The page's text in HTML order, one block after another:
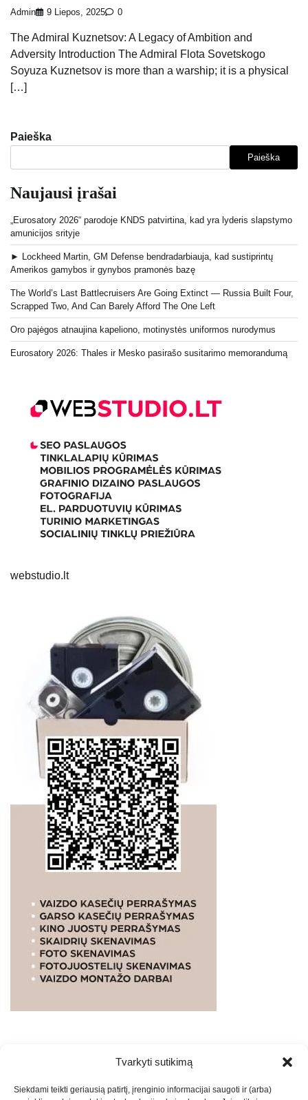
Tvarkyti sutikimą
Siekdami teikti geriausią patirtį, įrenginio informacijai saugoti ir (arba)
Admin 9 Liepos, 2025 0
The Admiral Kuznetsov: A Legacy of Ambition and
Adversity Introduction The Admiral Flota Sovetskogo
Soyuza Kuznetsov is more than a warship; it is a physical
[…]
Paieška
Paieška
Naujausi įrašai
„Eurosatory 2026“ parodoje KNDS patvirtina, kad yra lyderis slapstymo
amunicijos srityje
► Lockheed Martin, GM Defense bendradarbiauja, kad sustiprintų
Amerikos gamybos ir gynybos pramonės bazę
The World’s Last Battlecruisers Are Going Extinct — Russia Built Four,
Scrapped Two, And Can Barely Afford The One Left
Oro pajėgos atnaujina kapeliono, motinystės uniformos nurodymus
Eurosatory 2026: Thales ir Mesko pasirašo susitarimo memorandumą
webstudio.lt
PASLAUGOS. SEO tekstų rašymas, turinio kūrimas,